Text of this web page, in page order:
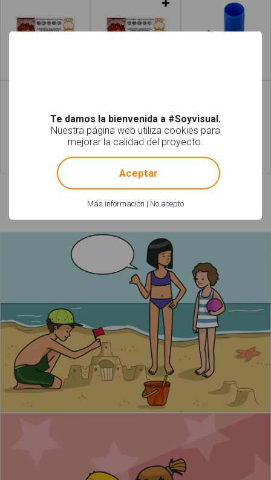
Leer más Leer más
Láminas relacionadas
Te damos la bienvenida a #Soyvisual.
Nuestra página web utiliza cookies para
mejorar la calidad del proyecto.
Más información | No acepto
! Not valid!
Aceptar